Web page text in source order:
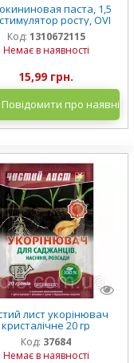
паста, 1,5
росту, OVI
Код: 1310672115
Немає в наявності
15,99 грн.
Повідомити про
лист укорінювач
кристалічне 20 гр
Код: 37684
Немає в наявності